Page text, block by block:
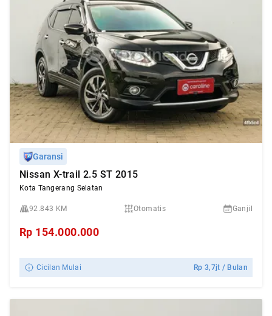
Garansi
Nissan X-trail 2.5 ST 2015
Kota Tangerang Selatan
92.843 KM Otomatis Ganjil
Rp 154.000.000
Cicilan Mulai Rp3,7jt / Bulan